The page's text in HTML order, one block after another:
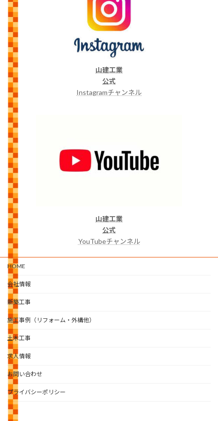
山建工業
公式
Instagramチャンネル
山建工業
公式
YouTubeチャンネル
HOME
会社情報
新築工事
施工事例（リフォーム・外構他）
土木工事
求人情報
お問い合わせ
プライバシーポリシー